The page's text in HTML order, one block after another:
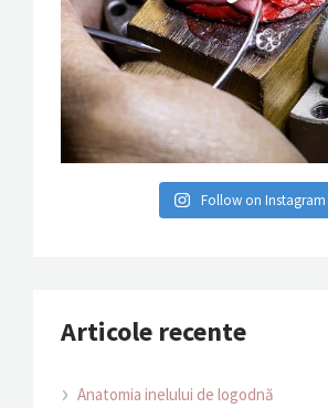
Follow on Instagram
Articole recente
Anatomia inelului de logodnă